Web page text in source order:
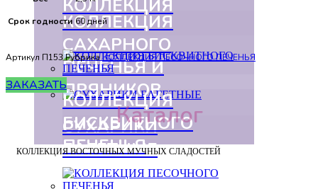
КОЛЛЕКЦИЯ
САХАРНОГО
ПЕЧЕНЬЯ И
ПРЯНИКОВ
СУХАРИКИ
БАГЕТНЫЕ
КОЛЛЕКЦИЯ
КОЛЛЕКЦИЯ
БИСКВИТНОГО
ПЕЧЕНЬЯ
Срок годности 60 дней
Артикул П153РубрикаКОЛЛЕКЦИЯ ПЕСОЧНОГО ПЕЧЕНЬЯ
ЗАКАЗАТЬ
Каталог
КОЛЛЕКЦИЯ ВОСТОЧНЫХ МУЧНЫХ СЛАДОСТЕЙ